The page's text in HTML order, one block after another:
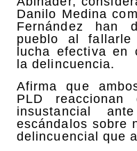
Danilo Medina
Fernández han
pueblo al
lucha efectiva en
la delincuencia.
Afirma que
PLD
insustancial
escándalos sobre
delincuencial que